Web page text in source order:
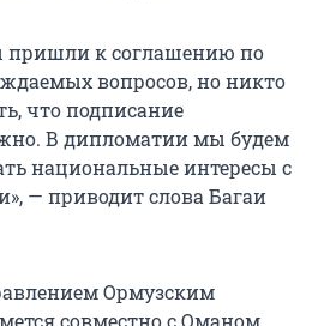
пришли к соглашению по
вопросов, но никто
что подписание
В дипломатии мы будем
национальные интересы с
— приводит слова Багаи
Ормузским
совместно с Оманом.